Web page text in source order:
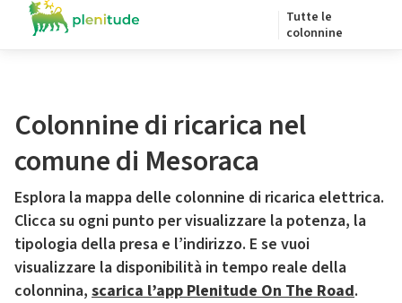
Tutte le
colonnine
Colonnine di ricarica nel
comune di Mesoraca
Esplora la mappa delle colonnine di ricarica elettrica.
Clicca su ogni punto per visualizzare la potenza, la
tipologia della presa e l’indirizzo. E se vuoi
visualizzare la disponibilità in tempo reale della
colonnina, scarica l’app Plenitude On The Road.